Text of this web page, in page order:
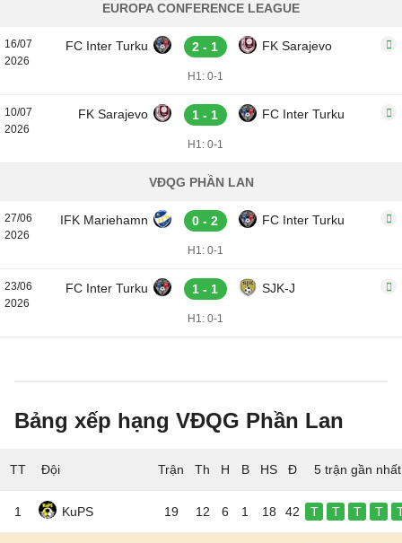
EUROPA CONFERENCE LEAGUE
16/07
2026
FC Inter Turku 2 - 1 FK Sarajevo
H1: 0-1
10/07
2026
FK Sarajevo 1 - 1 FC Inter Turku
H1: 0-1
VĐQG PHẦN LAN
27/06
2026
IFK Mariehamn 0 - 2 FC Inter Turku
H1: 0-1
23/06
2026
FC Inter Turku 1 - 1 SJK-J
H1: 0-1
Bảng xếp hạng VĐQG Phần Lan
TT Đội 5 trận gần nhất
1 KuPS 19 12 6 1 18 42 T T T T